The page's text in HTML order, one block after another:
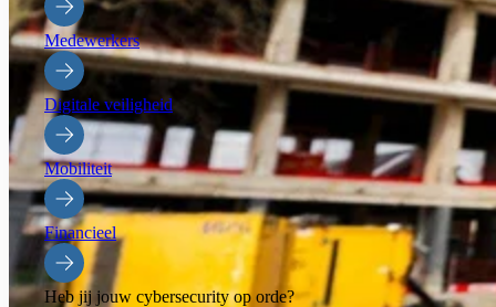
Medewerkers
Digitale veiligheid
Mobiliteit
Financieel
Heb jij jouw cybersecurity op orde?